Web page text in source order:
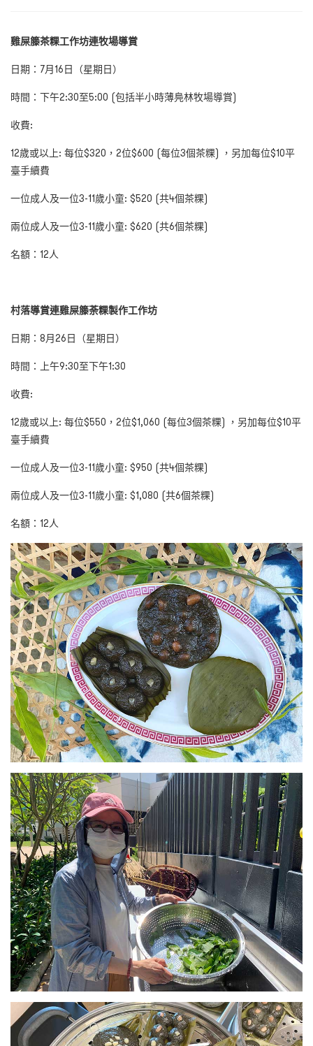
雞屎籐茶粿工作坊連牧場導賞
日期： 7月16日（星期日）
時間 ：下午2:30至5:00 (包括半小時薄鳧林牧場導賞)
收費:
12歲或以上: 每位$320，2位$600 (每位3個茶粿) ，另加每位$10平
臺手續費
一位成人及一位3-11歲小童: $520 (共4個茶粿)
兩位成人及一位3-11歲小童: $620 (共6個茶粿)
名額： 12人
村落導賞連雞屎籐荼粿製作工作坊
日期： 8月26日（星期日）
時間 ：上午9:30至下午1:30
收費:
12歲或以上: 每位$550，2位$1,060 (每位3個茶粿) ，另加每位$10平
臺手續費
一位成人及一位3-11歲小童: $950 (共4個茶粿)
兩位成人及一位3-11歲小童: $1,080 (共6個茶粿)
名額： 12人